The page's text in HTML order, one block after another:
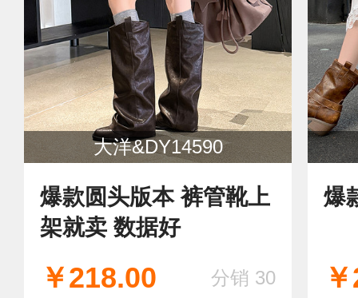
大洋&DY14590
爆款圆头版本 裤管靴上
架就卖 数据好
￥218.00 分销 30
爆